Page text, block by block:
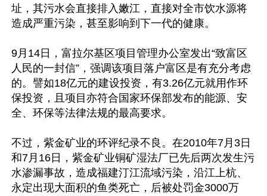
址，其污水会直接排入嫩江，直接对全市饮水源将
造成严重污染，甚至影响到下一代的健康。
9月14日，富拉尔基区项目管理办公室发出“致富区
人民的一封信”，强调该项目落户富区是有充分考虑
的。譬如18亿元的建设投资，有3.26亿元就用作环
保投资，且项目亦符合国家环保部发布的能源、安
全、环保等法律法规的最高要求。
不过，紫金矿业的环评纪录不良。在2010年7月3日
和7月16日，紫金矿业铜矿湿法厂已先后两次发生污
水渗漏事故，造成福建汀江流域污染，沿江上杭、
永定出现大面积的鱼类死亡，后被处罚金3000万